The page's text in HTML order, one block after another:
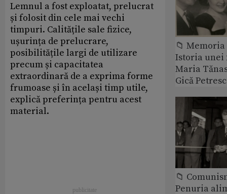
Lemnul a fost exploatat, prelucrat
și folosit din cele mai vechi
timpuri. Calitățile sale fizice,
ușurința de prelucrare,
posibilitățile largi de utilizare
precum și capacitatea
extraordinară de a exprima forme
frumoase și în același timp utile,
explică preferința pentru acest
material.
📁
Istoria
Maria
Gică
📁
Penuria